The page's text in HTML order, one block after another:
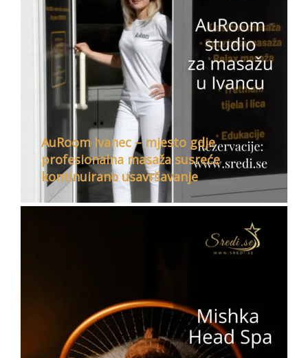
AuRoom Ivanec – mjesto gdje
profesionalna masaža susreće
kontinuirano usavršavanje